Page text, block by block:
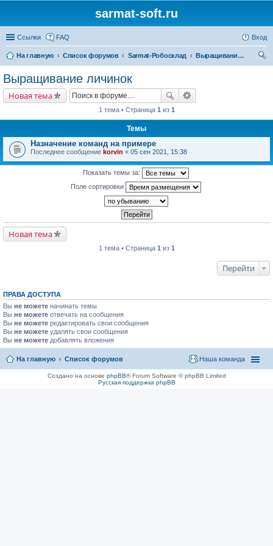
sarmat-soft.ru
Ссылки FAQ Вход
На главную Список форумов Sarmat-Робосклад
Выращивание личинок
Выращивание личинок
Новая тема
1 тема • Страница 1 из 1
Темы
Назначение команд на примере
Последнее сообщение korvin « 05 сен 2021, 15:38
Показать темы за:
Поле сортировки
Новая тема
1 тема • Страница 1 из 1
Перейти
ПРАВА ДОСТУПА
Вы не можете начинать темы
Вы не можете отвечать на сообщения
Вы не можете редактировать свои сообщения
Вы не можете удалять свои сообщения
Вы не можете добавлять вложения
На главную Список форумов Наша команда
Создано на основе phpBB® Forum Software © phpBB Limited
Русская поддержка phpBB